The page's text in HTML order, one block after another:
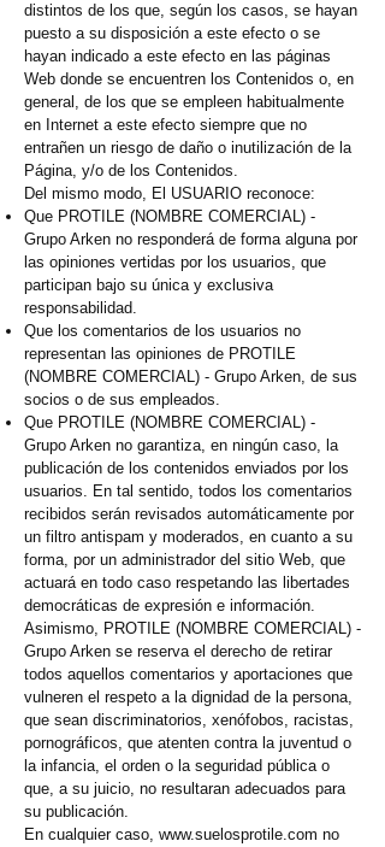
distintos de los que, según los casos, se hayan
puesto a su disposición a este efecto o se
hayan indicado a este efecto en las páginas
Web donde se encuentren los Contenidos o, en
general, de los que se empleen habitualmente
en Internet a este efecto siempre que no
entrañen un riesgo de daño o inutilización de la
Página, y/o de los Contenidos.
Del mismo modo, El USUARIO reconoce:
Que PROTILE (NOMBRE COMERCIAL) -
Grupo Arken no responderá de forma alguna por
las opiniones vertidas por los usuarios, que
participan bajo su única y exclusiva
responsabilidad.
Que los comentarios de los usuarios no
representan las opiniones de PROTILE
(NOMBRE COMERCIAL) - Grupo Arken, de sus
socios o de sus empleados.
Que PROTILE (NOMBRE COMERCIAL) -
Grupo Arken no garantiza, en ningún caso, la
publicación de los contenidos enviados por los
usuarios. En tal sentido, todos los comentarios
recibidos serán revisados automáticamente por
un filtro antispam y moderados, en cuanto a su
forma, por un administrador del sitio Web, que
actuará en todo caso respetando las libertades
democráticas de expresión e información.
Asimismo, PROTILE (NOMBRE COMERCIAL) -
Grupo Arken se reserva el derecho de retirar
todos aquellos comentarios y aportaciones que
vulneren el respeto a la dignidad de la persona,
que sean discriminatorios, xenófobos, racistas,
pornográficos, que atenten contra la juventud o
la infancia, el orden o la seguridad pública o
que, a su juicio, no resultaran adecuados para
su publicación.
En cualquier caso, www.suelosprotile.com no